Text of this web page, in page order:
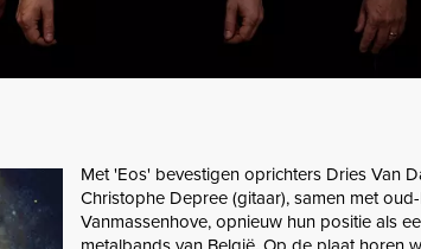
Met 'Eos' bevestigen oprichters Dries Van
Christophe Depree (gitaar), samen met
Vanmassenhove, opnieuw hun positie als